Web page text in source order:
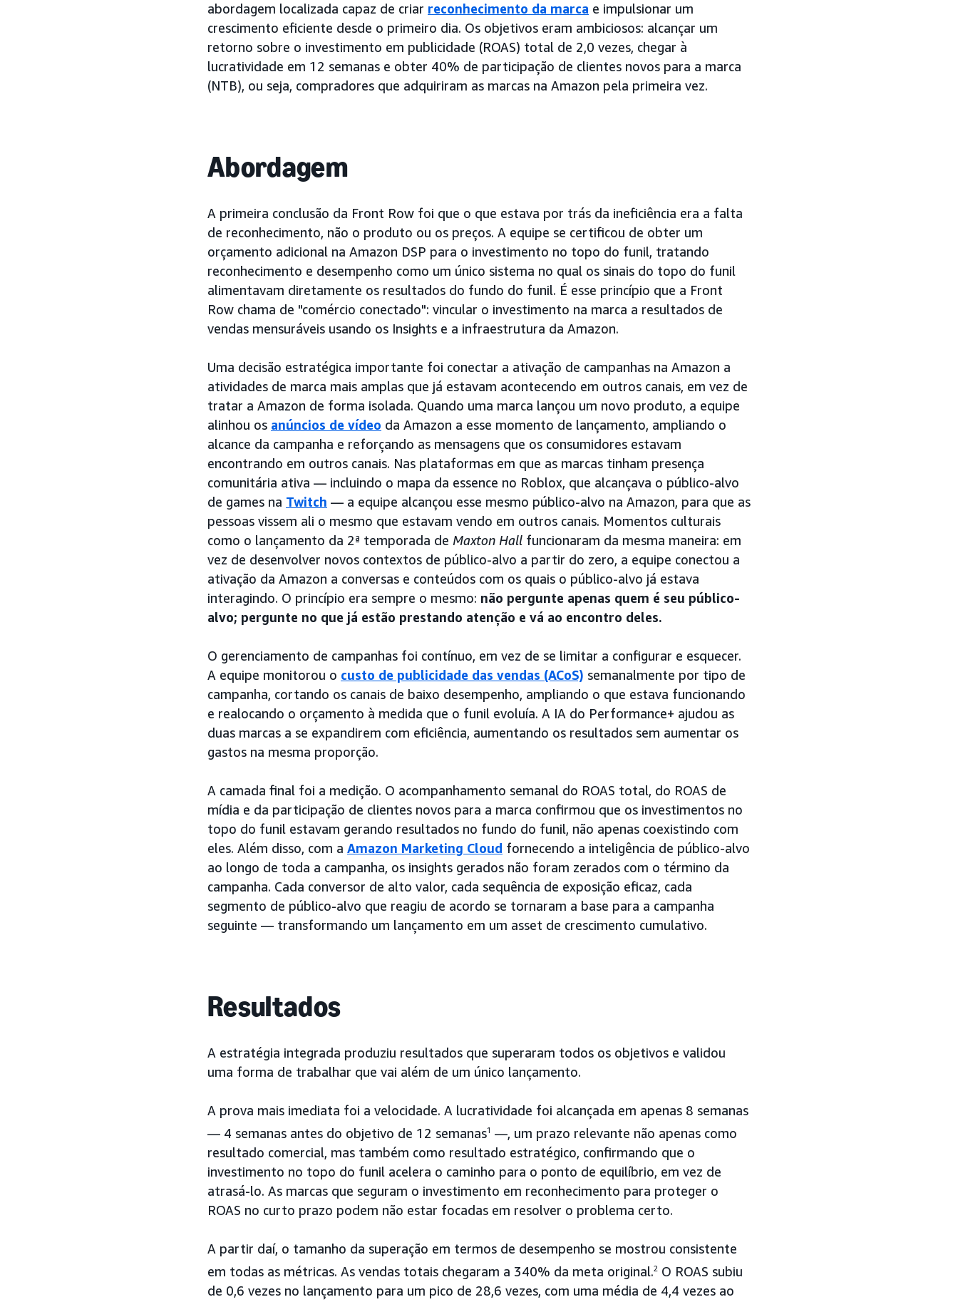
abordagem localizada capaz de criar reconhecimento da marca e impulsionar um
crescimento eficiente desde o primeiro dia. Os objetivos eram ambiciosos: alcançar um
retorno sobre o investimento em publicidade (ROAS) total de 2,0 vezes, chegar à
lucratividade em 12 semanas e obter 40% de participação de clientes novos para a marca
(NTB), ou seja, compradores que adquiriram as marcas na Amazon pela primeira vez.
Abordagem
A primeira conclusão da Front Row foi que o que estava por trás da ineficiência era a falta
de reconhecimento, não o produto ou os preços. A equipe se certificou de obter um
orçamento adicional na Amazon DSP para o investimento no topo do funil, tratando
reconhecimento e desempenho como um único sistema no qual os sinais do topo do funil
alimentavam diretamente os resultados do fundo do funil. É esse princípio que a Front
Row chama de "comércio conectado": vincular o investimento na marca a resultados de
vendas mensuráveis usando os Insights e a infraestrutura da Amazon.
Uma decisão estratégica importante foi conectar a ativação de campanhas na Amazon a
atividades de marca mais amplas que já estavam acontecendo em outros canais, em vez de
tratar a Amazon de forma isolada. Quando uma marca lançou um novo produto, a equipe
alinhou os anúncios de vídeo da Amazon a esse momento de lançamento, ampliando o
alcance da campanha e reforçando as mensagens que os consumidores estavam
encontrando em outros canais. Nas plataformas em que as marcas tinham presença
comunitária ativa — incluindo o mapa da essence no Roblox, que alcançava o público-alvo
de games na Twitch — a equipe alcançou esse mesmo público-alvo na Amazon, para que as
pessoas vissem ali o mesmo que estavam vendo em outros canais. Momentos culturais
como o lançamento da 2ª temporada de Maxton Hall funcionaram da mesma maneira: em
vez de desenvolver novos contextos de público-alvo a partir do zero, a equipe conectou a
ativação da Amazon a conversas e conteúdos com os quais o público-alvo já estava
interagindo. O princípio era sempre o mesmo: não pergunte apenas quem é seu público-
alvo; pergunte no que já estão prestando atenção e vá ao encontro deles.
O gerenciamento de campanhas foi contínuo, em vez de se limitar a configurar e esquecer.
A equipe monitorou o custo de publicidade das vendas (ACoS) semanalmente por tipo de
campanha, cortando os canais de baixo desempenho, ampliando o que estava funcionando
e realocando o orçamento à medida que o funil evoluía. A IA do Performance+ ajudou as
duas marcas a se expandirem com eficiência, aumentando os resultados sem aumentar os
gastos na mesma proporção.
A camada final foi a medição. O acompanhamento semanal do ROAS total, do ROAS de
mídia e da participação de clientes novos para a marca confirmou que os investimentos no
topo do funil estavam gerando resultados no fundo do funil, não apenas coexistindo com
eles. Além disso, com a Amazon Marketing Cloud fornecendo a inteligência de público-alvo
ao longo de toda a campanha, os insights gerados não foram zerados com o término da
campanha. Cada conversor de alto valor, cada sequência de exposição eficaz, cada
segmento de público-alvo que reagiu de acordo se tornaram a base para a campanha
seguinte — transformando um lançamento em um asset de crescimento cumulativo.
Resultados
A estratégia integrada produziu resultados que superaram todos os objetivos e validou
uma forma de trabalhar que vai além de um único lançamento.
A prova mais imediata foi a velocidade. A lucratividade foi alcançada em apenas 8 semanas
— 4 semanas antes do objetivo de 12 semanas1 —, um prazo relevante não apenas como
resultado comercial, mas também como resultado estratégico, confirmando que o
investimento no topo do funil acelera o caminho para o ponto de equilíbrio, em vez de
atrasá-lo. As marcas que seguram o investimento em reconhecimento para proteger o
ROAS no curto prazo podem não estar focadas em resolver o problema certo.
A partir daí, o tamanho da superação em termos de desempenho se mostrou consistente
em todas as métricas. As vendas totais chegaram a 340% da meta original.2 O ROAS subiu
de 0,6 vezes no lançamento para um pico de 28,6 vezes, com uma média de 4,4 vezes ao